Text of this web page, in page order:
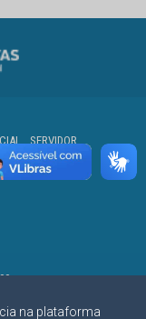
na plataforma
SERVIDOR